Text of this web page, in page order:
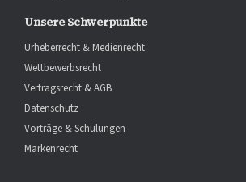
Unsere Schwerpunkte
Urheberrecht & Medienrecht
Wettbewerbsrecht
Vertragsrecht & AGB
Datenschutz
Vorträge & Schulungen
Markenrecht